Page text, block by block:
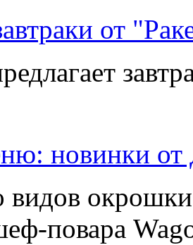
от
новинки
видов
повара